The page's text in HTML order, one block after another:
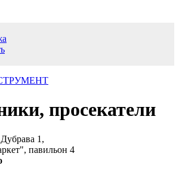
просекатели
1,
павильон 4